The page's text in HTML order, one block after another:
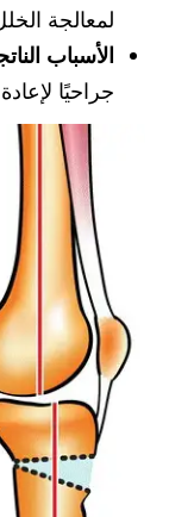
لمعالجة
الأسباب
جراحيًا